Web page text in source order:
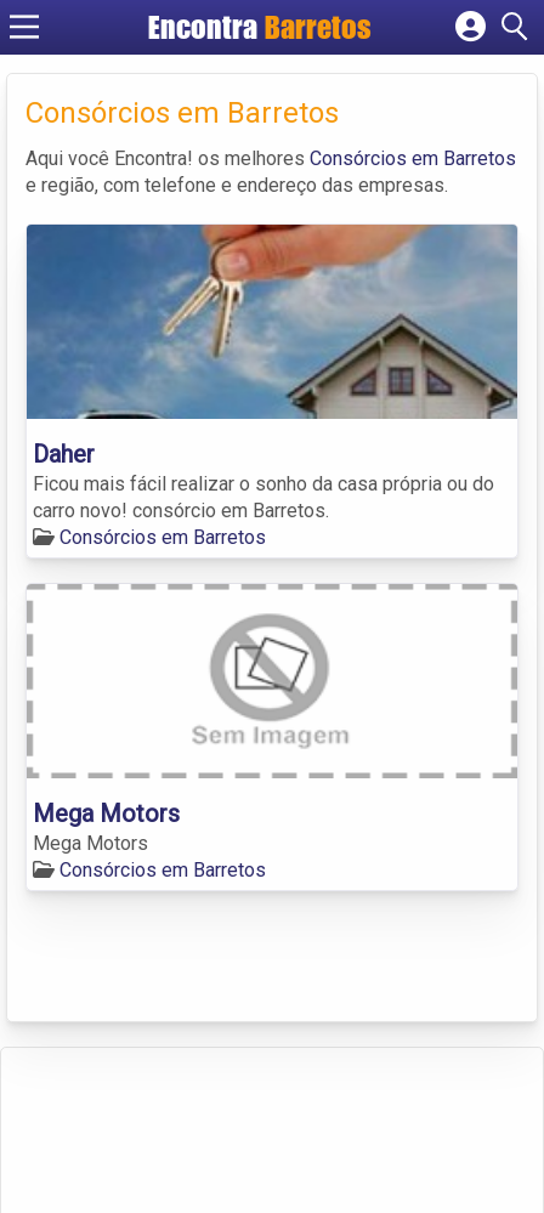
Encontra Barretos
Cadastrar empresa
Criar conta
Consórcios em Barretos
Aqui você Encontra! os melhores Consórcios em Barretos
e região, com telefone e endereço das empresas.
Daher
Ficou mais fácil realizar o sonho da casa própria ou do
carro novo! consórcio em Barretos.
Consórcios em Barretos
Mega Motors
Mega Motors
Consórcios em Barretos